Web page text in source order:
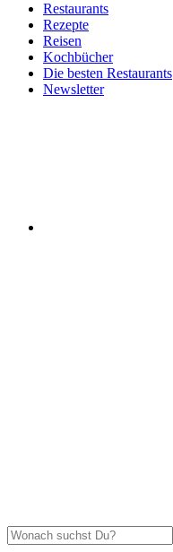
Restaurants
Rezepte
Reisen
Kochbücher
Die besten Restaurants
Newsletter